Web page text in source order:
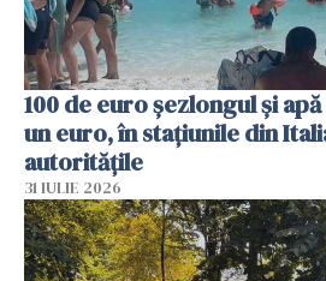
100 de euro șezlongul și
un euro, în stațiunile din
autoritățile
31 IULIE 2026